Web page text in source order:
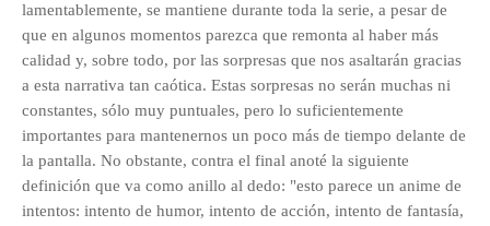
lamentablemente, se mantiene durante toda la serie, a pesar de
que en algunos momentos parezca que remonta al haber más
calidad y, sobre todo, por las sorpresas que nos asaltarán gracias
a esta narrativa tan caótica. Estas sorpresas no serán muchas ni
constantes, sólo muy puntuales, pero lo suficientemente
importantes para mantenernos un poco más de tiempo delante de
la pantalla. No obstante, contra el final anoté la siguiente
definición que va como anillo al dedo: "esto parece un anime de
intentos: intento de humor, intento de acción, intento de fantasía,